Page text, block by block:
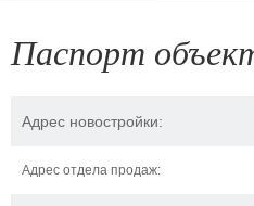
Паспорт
Адрес новостройки:
Адрес отдела продаж: